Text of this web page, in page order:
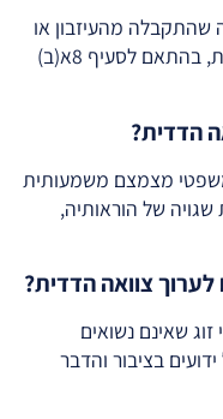
מהעיזבון או
בהסתלקות מראש מטובת הנאה עתידית, בהתאם לסעיף 8א(ב)
הדדית?
משפטי מצמצם משמעותית
של הוראותיה,
לערוך צוואה הדדית?
שאינם נשואים
בציבור והדבר